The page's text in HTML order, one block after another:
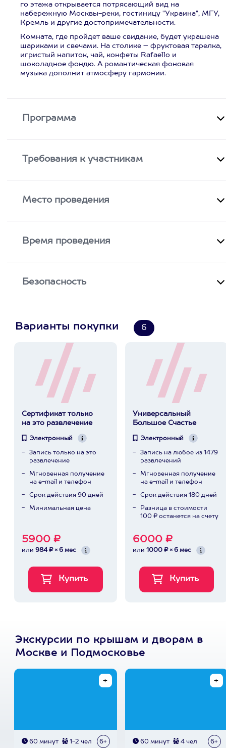
го этажа открывается потрясающий вид на
набережную Москвы-реки, гостиницу "Украина", МГУ,
Кремль и другие достопримечательности.
Комната, где пройдет ваше свидание, будет украшена
шариками и свечами. На столике – фруктовая тарелка,
игристый напиток, чай, конфеты Rafaello и
шоколадное фондю. А романтическая фоновая
музыка дополнит атмосферу гармонии.
Программа
Требования к участникам
Место проведения
Время проведения
Безопасность
Варианты покупки 6
Сертификат только
на это развлечение
Электронный
Запись только на это
развлечение
Мгновенная получение
на e-mail и телефон
Срок действия 90 дней
Минимальная цена
5900 ₽
или 984 ₽ × 6 мес
Универсальный
Большое Счастье
Электронный
Запись на любое из 1479
развлечений
Мгновенная получение
на e-mail и телефон
Срок действия 180 дней
Разница в стоимости
100 ₽ останется на счету
6000 ₽
или 1000 ₽ × 6 мес
Экскурсии по крышам и дворам в
Москве и Подмосковье
60 минут 1-2 чел 6+ 60 минут 4 чел 6+